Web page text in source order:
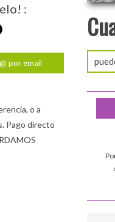
:
por email
o a
Pago directo